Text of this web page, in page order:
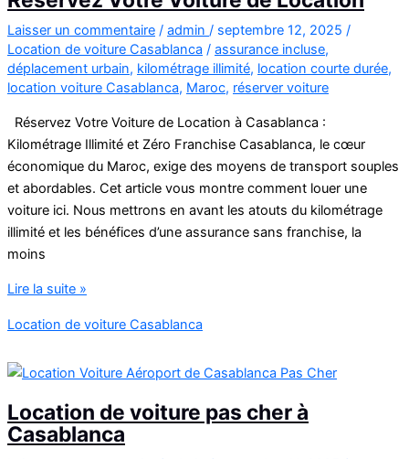
Laisser un commentaire / admin / septembre 12, 2025 /
Location de voiture Casablanca / assurance incluse,
déplacement urbain, kilométrage illimité, location courte durée,
location voiture Casablanca, Maroc, réserver voiture
Réservez Votre Voiture de Location à Casablanca :
Kilométrage Illimité et Zéro Franchise Casablanca, le cœur
économique du Maroc, exige des moyens de transport souples
et abordables. Cet article vous montre comment louer une
voiture ici. Nous mettrons en avant les atouts du kilométrage
illimité et les bénéfices d’une assurance sans franchise, la
moins
Réservez
Voiture
Location
Lire la suite »
Location de voiture Casablanca
Location de voiture pas cher à
Casablanca